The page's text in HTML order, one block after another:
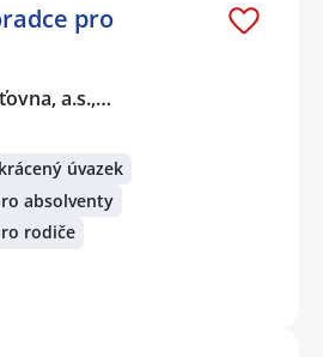
pro
a.s.,…
úvazek
absolventy
rodiče